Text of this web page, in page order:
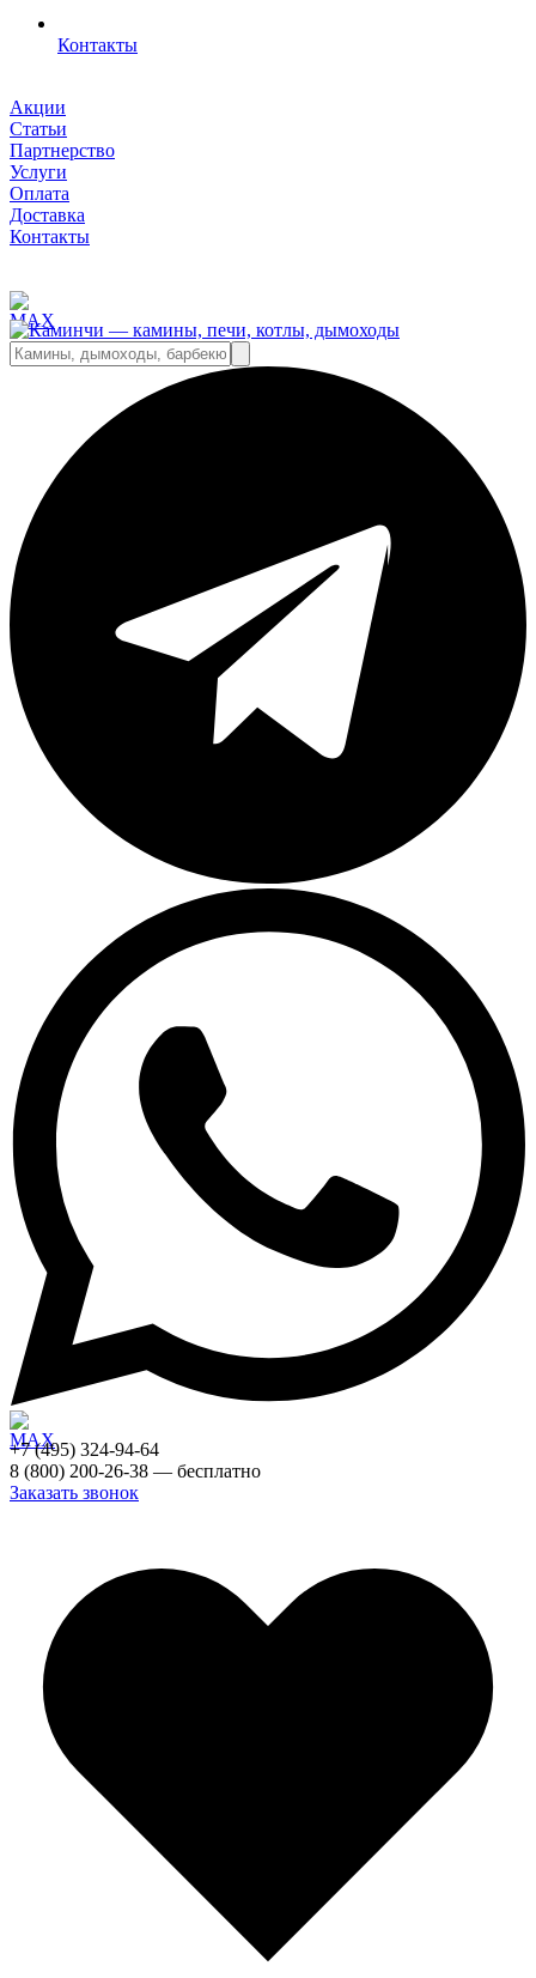
Контакты
Акции
Статьи
Партнерство
Услуги
Оплата
Доставка
Контакты
+7 (495) 324-94-64
8 (800) 200-26-38 — бесплатно
Заказать звонок